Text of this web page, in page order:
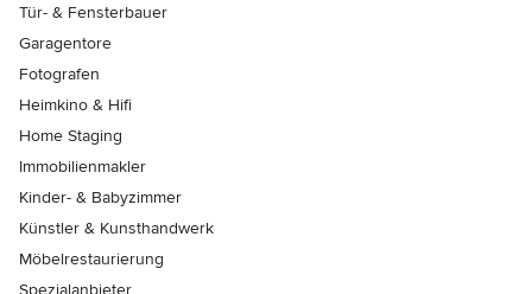
Tür- & Fensterbauer
Garagentore
Fotografen
Heimkino & Hifi
Home Staging
Immobilienmakler
Kinder- & Babyzimmer
Künstler & Kunsthandwerk
Möbelrestaurierung
Spezialanbieter